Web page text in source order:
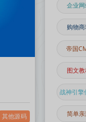
其他源码
企业
购物
帝国
图文
简单